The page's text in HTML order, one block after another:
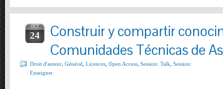
OCT
24
Construir y compartir
Comunidades Técnicas de
Droit d'auteur Général Licences Open Access Session: Talk Session:
Enseigner